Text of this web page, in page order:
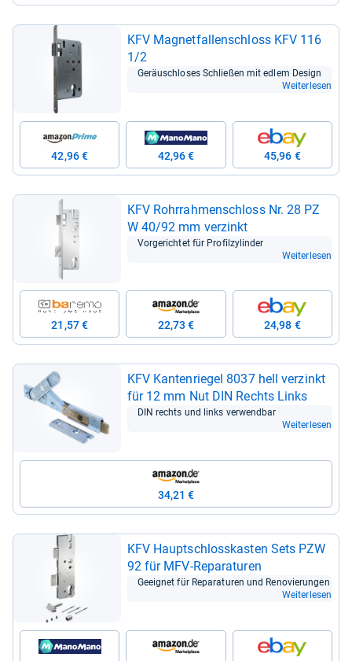
KFV Magnet­fal­len­schloss KFV 116
1/2
Geräusch­lo­ses Schlie­ßen mit edlem Design
Weiterlesen
42,96 € 42,96 € 45,96 €
KFV Rohr­rah­menschloss Nr. 28 PZ
W 40/92 mm ver­zinkt
Vor­ge­rich­tet für Pro­fil­zy­lin­der
Weiterlesen
21,57 € 22,73 € 24,98 €
KFV Kan­ten­rie­gel 8037 hell ver­zinkt
für 12 mm Nut DIN Rechts Links
DIN rechts und links ver­wend­bar
Weiterlesen
34,21 €
KFV Haupt­schloss­kas­ten Sets PZW
92 für MFV-​Repa­ra­tu­ren
Geeig­net für Repa­ra­tu­ren und Reno­vie­run­gen
Weiterlesen